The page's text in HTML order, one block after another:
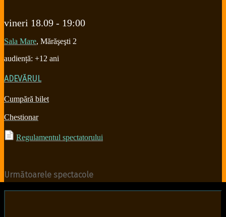
vineri 18.09 - 19:00
Sala Mare, Mărăşeşti 2
audiență: +12 ani
ADEVĂRUL
Cumpără bilet
Chestionar
Regulamentul spectatorului
Următoarele spectacole